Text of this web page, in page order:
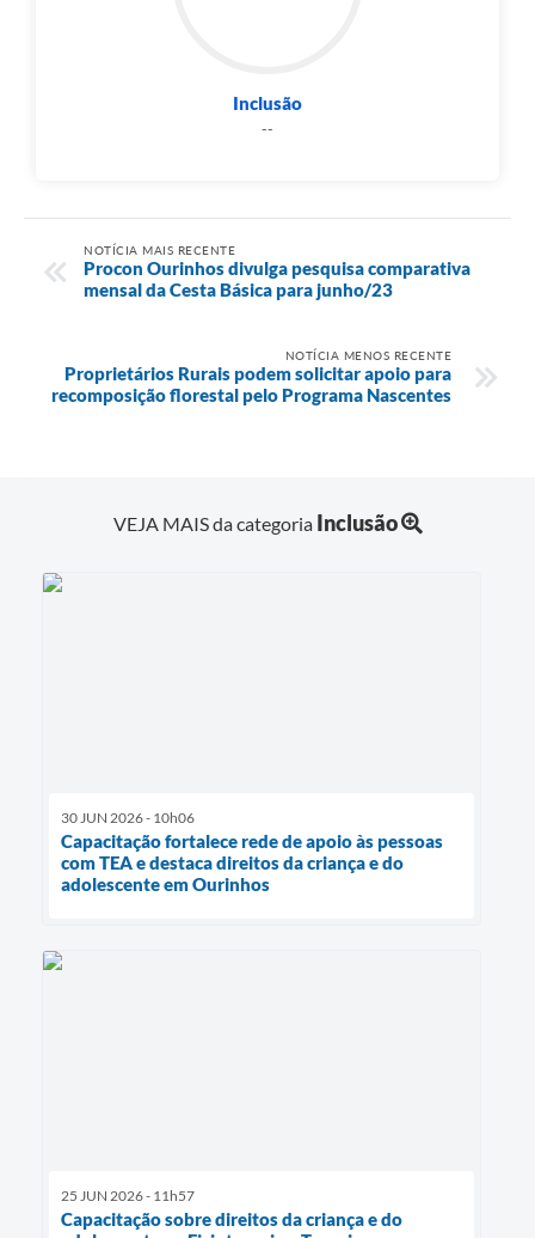
Inclusão
--
NOTÍCIA MAIS RECENTE
Procon Ourinhos divulga pesquisa comparativa
mensal da Cesta Básica para junho/23
NOTÍCIA MENOS RECENTE
Proprietários Rurais podem solicitar apoio para
recomposição florestal pelo Programa Nascentes
VEJA MAIS da categoria Inclusão
30 JUN 2026 - 10h06
Capacitação fortalece rede de apoio às pessoas
com TEA e destaca direitos da criança e do
adolescente em Ourinhos
25 JUN 2026 - 11h57
Capacitação sobre direitos da criança e do